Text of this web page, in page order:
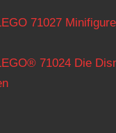
71027
71024 Die